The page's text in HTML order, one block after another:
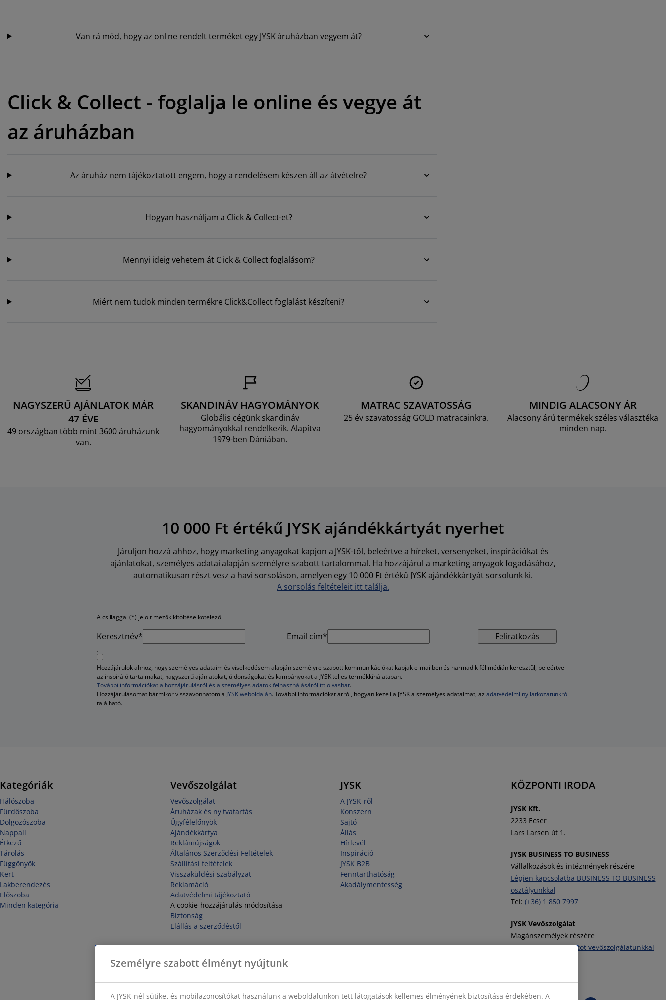
Van rá mód, hogy az online rendelt terméket egy JYSK áruházban vegyem át?
Click & Collect - foglalja le online és vegye át
az áruházban
Az áruház nem tájékoztatott engem, hogy a rendelésem készen áll az átvételre?
Hogyan használjam a Click & Collect-et?
Mennyi ideig vehetem át Click & Collect foglalásom?
Miért nem tudok minden termékre Click&Collect foglalást készíteni?
NAGYSZERŰ AJÁNLATOK MÁR
47 ÉVE
49 országban több mint 3600 áruházunk
van.
SKANDINÁV HAGYOMÁNYOK
Globális cégünk skandináv
hagyományokkal rendelkezik. Alapítva
1979-ben Dániában.
MATRAC SZAVATOSSÁG
25 év szavatosság GOLD matracainkra.
MINDIG ALACSONY ÁR
Alacsony árú termékek széles választéka
minden nap.
10 000 Ft értékű JYSK ajándékkártyát nyerhet
Járuljon hozzá ahhoz, hogy marketing anyagokat kapjon a JYSK-től, beleértve a híreket, versenyeket, inspirációkat és
ajánlatokat, személyes adatai alapján személyre szabott tartalommal. Ha hozzájárul a marketing anyagok fogadásához,
automatikusan részt vesz a havi sorsoláson, amelyen egy 10 000 Ft értékű JYSK ajándékkártyát sorsolunk ki.
A sorsolás feltételeit itt találja.
A csillaggal (*) jelölt mezők kitöltése kötelező
Keresztnév* Email cím* Feliratkozás
Hozzájárulok ahhoz, hogy személyes adataim és viselkedésem alapján személyre szabott kommunikációkat kapjak e-mailben és harmadik fél médián keresztül, beleértve
az inspiráló tartalmakat, nagyszerű ajánlatokat, újdonságokat és kampányokat a JYSK teljes termékkínálatában.
További információkat a hozzájárulásról és a személyes adatok felhasználásáról itt olvashat.
Hozzájárulásomat bármikor visszavonhatom a JYSK weboldalán. További információkat arról, hogyan kezeli a JYSK a személyes adataimat, az adatvédelmi nyilatkozatunkról
található.
Kategóriák
Hálószoba
Fürdőszoba
Dolgozószoba
Nappali
Étkező
Tárolás
Függönyök
Kert
Lakberendezés
Előszoba
Minden kategória
Vevőszolgálat
Vevőszolgálat
Áruházak és nyitvatartás
Ügyfélelőnyök
Ajándékkártya
Reklámújságok
Általános Szerződési Feltételek
Szállítási feltételek
Visszaküldési szabályzat
Reklamáció
Adatvédelmi tájékoztató
A cookie-hozzájárulás módosítása
Biztonság
Elállás a szerződéstől
JYSK
A JYSK-ről
Konszern
Sajtó
Állás
Hírlevél
Inspiráció
JYSK B2B
Fenntarthatóság
Akadálymentesség
KÖZPONTI IRODA
JYSK Kft.
2233 Ecser
Lars Larsen út 1.
JYSK BUSINESS TO BUSINESS
Vállalkozások és intézmények részére
Lépjen kapcsolatba BUSINESS TO BUSINESS
osztályunkkal
Tel: (+36) 1 850 7997
JYSK Vevőszolgálat
Magánszemélyek részére
Vegye fel a kapcsolatot vevőszolgálatunkkal
JYSK követése
Személyre szabott élményt nyújtunk
A JYSK-nél sütiket és mobilazonosítókat használunk a weboldalunkon tett látogatások kellemes élményének biztosítása érdekében. A